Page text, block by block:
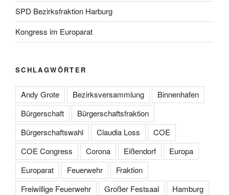
SPD Bezirksfraktion Harburg
Kongress im Europarat
SCHLAGWÖRTER
Andy Grote Bezirksversammlung
Binnenhafen
Bürgerschaft
Bürgerschaftsfraktion
Bürgerschaftswahl
Claudia Loss
COE
COE Congress
Corona Eißendorf
Europa
Europarat
Feuerwehr
Fraktion
Freiwillige Feuerwehr
Großer Festsaal
Hamburg